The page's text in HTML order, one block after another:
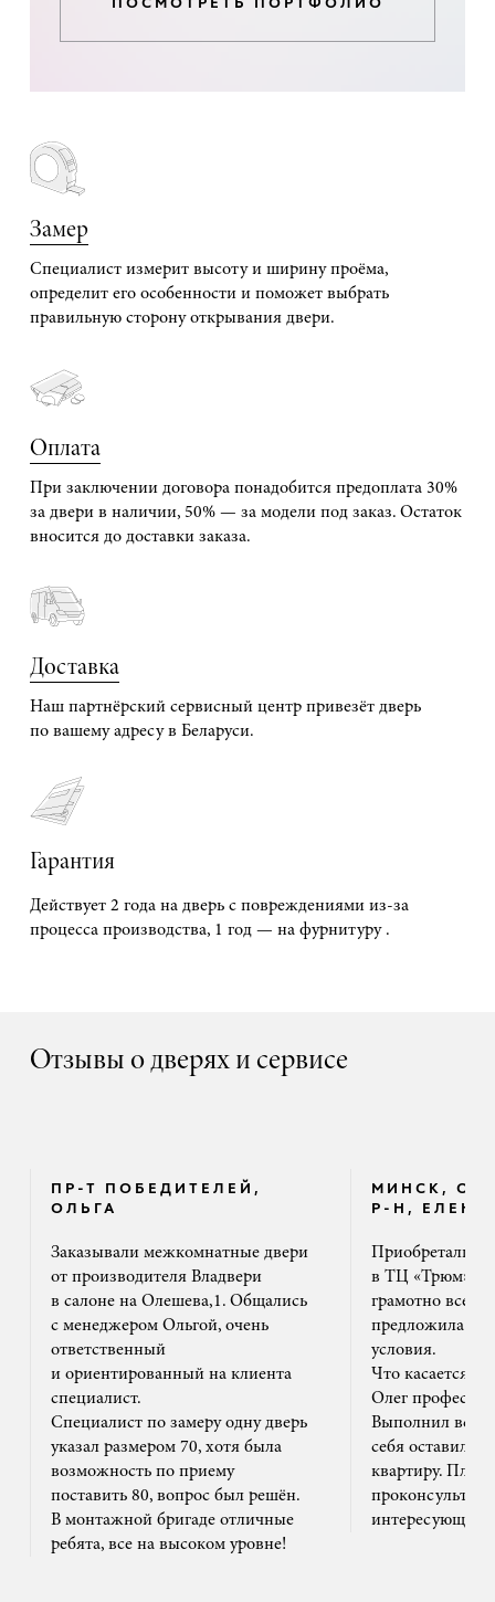
Замер
Специалист измерит высоту и ширину проёма,
определит его особенности и поможет выбрать
правильную сторону открывания двери.
Оплата
При заключении договора понадобится предоплата 30%
за двери в наличии, 50% — за модели под заказ. Остаток
вносится до доставки заказа.
Доставка
Наш партнёрский сервисный центр привезёт дверь
по вашему адресу в Беларуси.
Гарантия
Действует 2 года на дверь с повреждениями из-за
процесса производства, 1 год — на фурнитуру .
Отзывы о дверях и сервисе
ПР-Т ПОБЕДИТЕЛЕЙ,
ОЛЬГА
Заказывали межкомнатные двери
от производителя Владвери
в салоне на Олешева,1. Общались
с менеджером Ольгой, очень
ответственный
и ориентированный на клиента
специалист.
Специалист по замеру одну дверь
указал размером 70, хотя была
возможность по приему
поставить 80, вопрос был решён.
В монтажной бригаде отличные
ребята, все на высоком уровне!
МИНСК,
Р-Н, ЕЛЕНА
Приобретали
в ТЦ «Трюм».
грамотно все
предложила
условия.
Что касается
Олег
Выполнил все
себя оставил
квартиру. Плюс
интересующим